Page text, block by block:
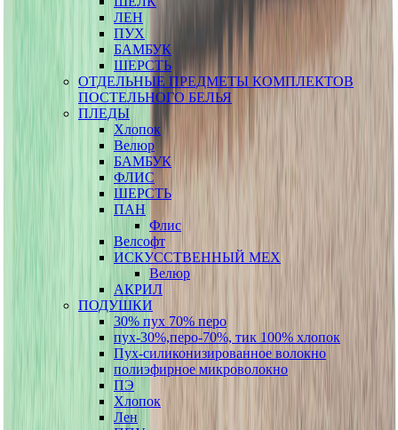
ЛЕН
ПУХ
БАМБУК
ШЕРСТЬ
ОТДЕЛЬНЫЕ ПРЕДМЕТЫ КОМПЛЕКТОВ
ПОСТЕЛЬНОГО БЕЛЬЯ
ПЛЕДЫ
Хлопок
Велюр
БАМБУК
ФЛИС
ШЕРСТЬ
ПАН
Флис
Велсофт
ИСКУССТВЕННЫЙ МЕХ
Велюр
АКРИЛ
ПОДУШКИ
30% пух 70% перо
пух-30%,перо-70%, тик 100% хлопок
Пух-силиконизированное волокно
полиэфирное микроволокно
ПЭ
Хлопок
Лен